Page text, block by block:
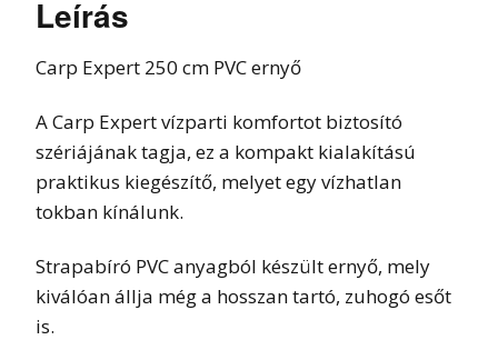
Leírás
Carp Expert 250 cm PVC ernyő
A Carp Expert vízparti komfortot biztosító
szériájának tagja, ez a kompakt kialakítású
praktikus kiegészítő, melyet egy vízhatlan
tokban kínálunk.
Strapabíró PVC anyagból készült ernyő, mely
kiválóan állja még a hosszan tartó, zuhogó esőt
is.